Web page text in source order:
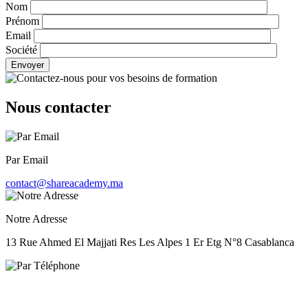
Nom
Prénom
Email
Société
Envoyer
Nous contacter
Par Email
contact@shareacademy.ma
Notre Adresse
13 Rue Ahmed El Majjati Res Les Alpes 1 Er Etg N°8 Casablanca